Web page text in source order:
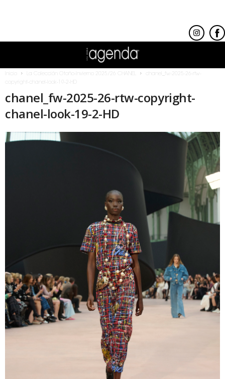
La Colección Otoño-Invierno 2025/26 CHANEL
chanel_fw-2025-26-rtw-
copyright-chanel-look-19-2-HD
chanel_fw-2025-26-rtw-copyright-
chanel-look-19-2-HD